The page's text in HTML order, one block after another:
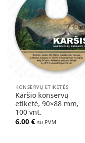
KONSERVŲ ETIKETĖS
Karšio konservų
etiketė, 90×88 mm,
100 vnt.
6.00€ su PVM.